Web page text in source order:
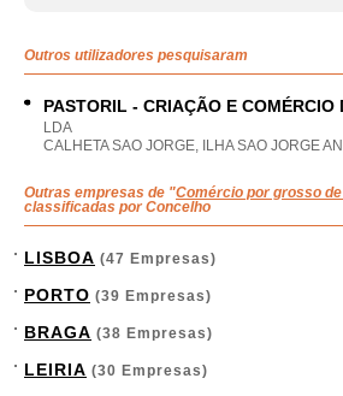
Outros utilizadores pesquisaram
PASTORIL - CRIAÇÃO E COMÉRCIO
LDA
CALHETA SAO JORGE, ILHA SAO JORGE
Outras empresas de "Comércio por grosso
classificadas por Concelho
LISBOA (47 Empresas)
PORTO (39 Empresas)
BRAGA (38 Empresas)
LEIRIA (30 Empresas)